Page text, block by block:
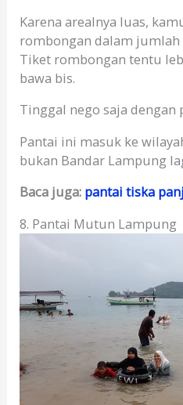
Karena arealnya luas,
rombongan dalam jumlah
Tiket rombongan tentu
bawa bis.
Tinggal nego saja dengan
Pantai ini masuk ke
bukan Bandar Lampung
Baca juga: pantai tiska
8. Pantai Mutun Lampung